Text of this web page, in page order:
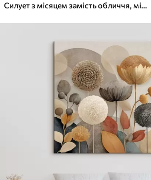
Силует з місяцем замість обличчя, мінімалізм